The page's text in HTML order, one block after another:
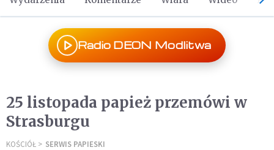
Radio DEON Modlitwa
25 listopada papież przemówi w
Strasburgu
KOŚCIÓŁ SERWIS PAPIESKI